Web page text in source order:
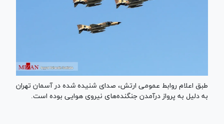
طبق اعلام روابط عمومی ارتش، صدای شنیده شده در آسمان تهران
به دلیل به پرواز درآمدن جنگنده‌های نیروی هوایی بوده است.